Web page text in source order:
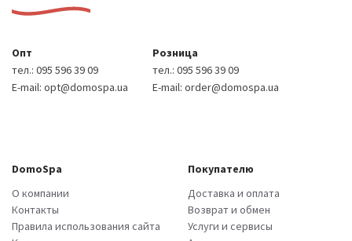
Опт
тел.: 095 596 39 09
E-mail: opt@domospa.ua
Розница
тел.: 095 596 39 09
E-mail: order@domospa.ua
DomoSpa
О компании
Контакты
Правила использования сайта
Покупателю
Доставка и оплата
Возврат и обмен
Услуги и сервисы